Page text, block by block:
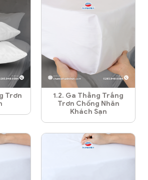
Trơn
1.2. Ga Thẳng Trắng
Trơn Chống Nhăn
Khách Sạn